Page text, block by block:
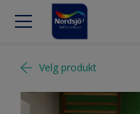
Velg produkt